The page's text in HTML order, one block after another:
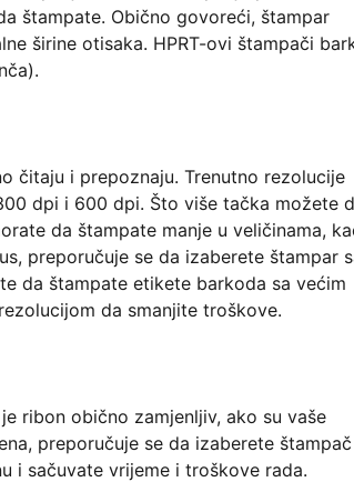
štampate. Obično govoreći, štampar
širine otisaka. HPRT-ovi štampači
čitaju i prepoznaju. Trenutno rezolucije
dpi i 600 dpi. Što više tačka možete
da štampate manje u veličinama,
preporučuje se da izaberete štampar
da štampate etikete barkoda sa većim
da smanjite troškove.
ribon obično zamjenljiv, ako su vaše
preporučuje se da izaberete štampač
i sačuvate vrijeme i troškove rada.